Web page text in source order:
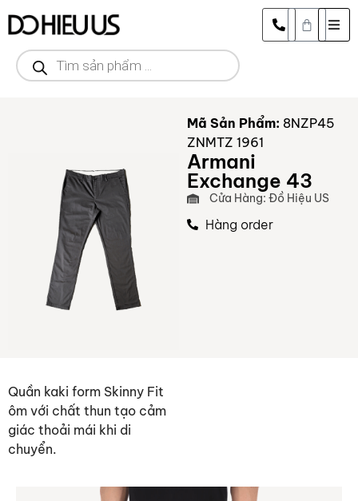
Mã Sản Phẩm: 8NZP45
ZNMTZ 1961
Armani
Exchange 43
Cửa Hàng: Đồ Hiệu US
Hàng order
Quần kaki form Skinny Fit
ôm với chất thun tạo cảm
giác thoải mái khi di
chuyển.